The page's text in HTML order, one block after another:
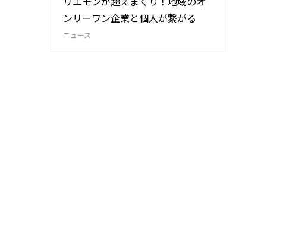
ンリーワン企業と個人が繋がる
ニュース